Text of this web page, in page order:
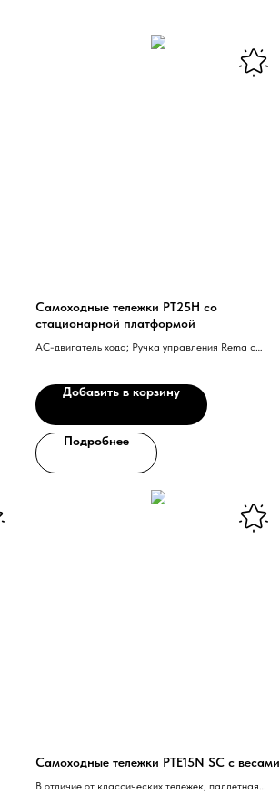
Самоходные тележки PT25H со
стационарной платформой
АС-двигатель хода; Ручка управления Rema с
батареяДобавить в корзину
Подробнее
Самоходные тележки PTE15N SC с весами
В отличие от классических тележек, паллетная